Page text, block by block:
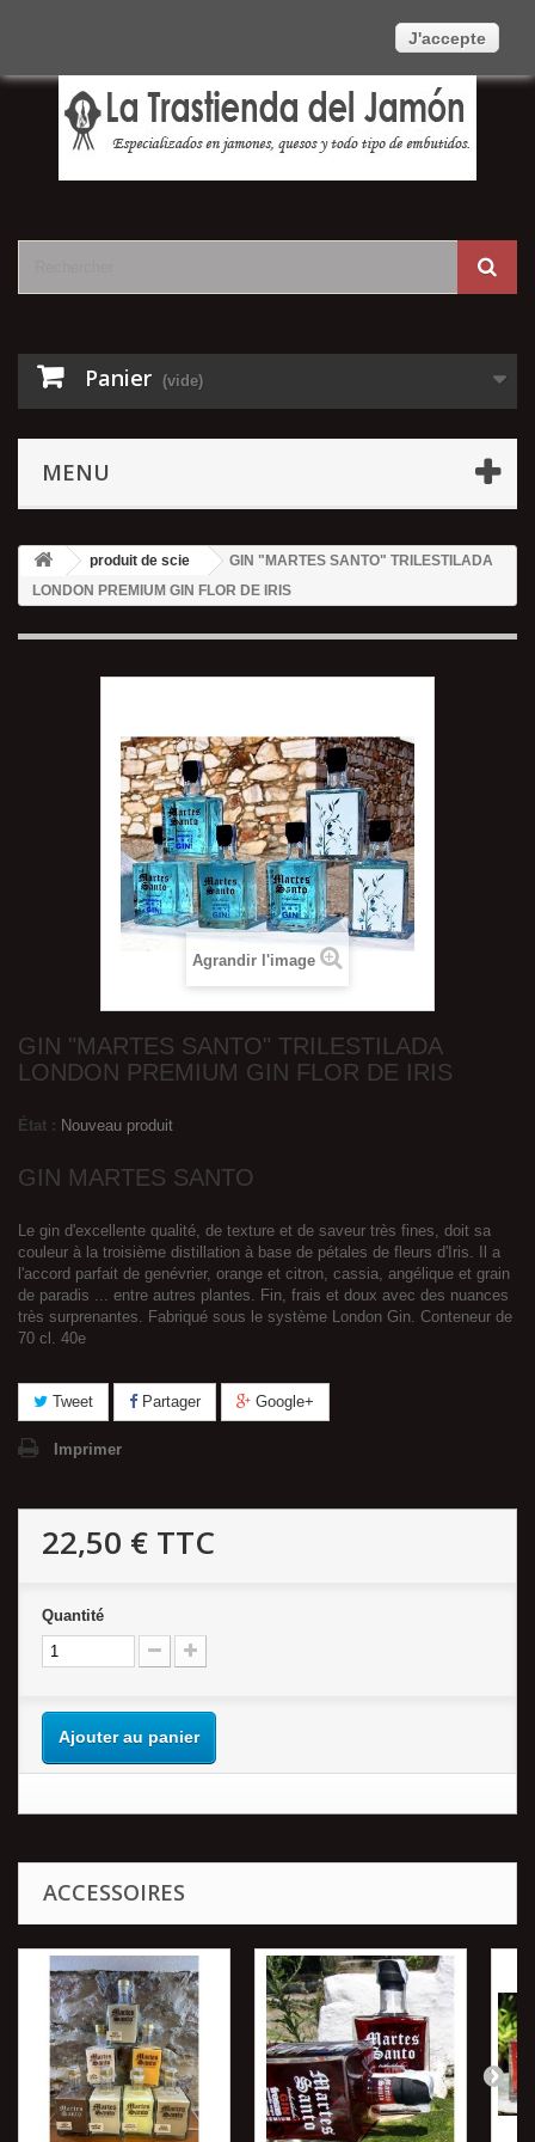
Français
Panier (vide)
MENU
produit de scie
GIN "MARTES SANTO" TRILESTILADA
LONDON PREMIUM GIN FLOR DE IRIS
Agrandir l'image
GIN "MARTES SANTO" TRILESTILADA
LONDON PREMIUM GIN FLOR DE IRIS
État : Nouveau produit
GIN MARTES SANTO
Le gin d'excellente qualité, de texture et de saveur très fines, doit sa
couleur à la troisième distillation à base de pétales de fleurs d'Iris. Il a
l'accord parfait de genévrier, orange et citron, cassia, angélique et grain
de paradis ... entre autres plantes. Fin, frais et doux avec des nuances
très surprenantes. Fabriqué sous le système London Gin. Conteneur de
70 cl. 40e
Tweet Partager Google+
Imprimer
22,50 € TTC
Quantité
Ajouter au panier
ACCESSOIRES
J'accepte